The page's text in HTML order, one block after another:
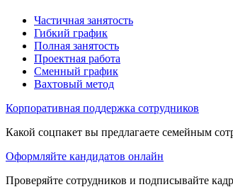
Частичная занятость
Гибкий график
Полная занятость
Проектная работа
Сменный график
Вахтовый метод
Корпоративная поддержка сотрудников
Какой соцпакет вы предлагаете семейным
Оформляйте кандидатов онлайн
Проверяйте сотрудников и подписывайте